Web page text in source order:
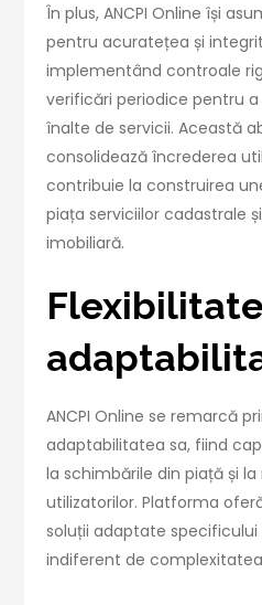
În plus, ANCPI Online își
pentru acuratețea și
implementând controale
verificări periodice pentru
înalte de servicii. Această
consolidează încrederea
contribuie la construirea
piața serviciilor cadastrale
imobiliară.
ANCPI Online se remarcă
adaptabilitatea sa, fiind
la schimbările din piață și
utilizatorilor. Platforma
soluții adaptate
indiferent de